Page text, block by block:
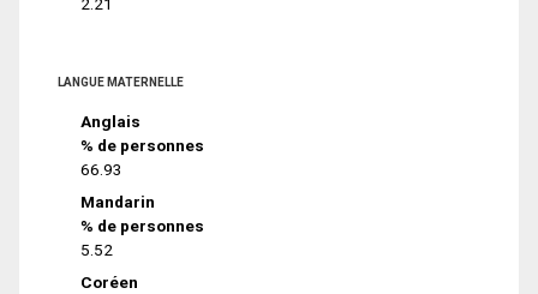
LANGUE MATERNELLE
Anglais
% de personnes
66.93
Mandarin
% de personnes
5.52
Coréen